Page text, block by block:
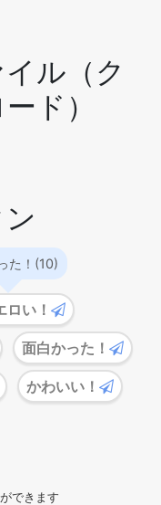
ル（ク
ド）
た！(10)
ロい！
面白かった！
かわいい！
できます